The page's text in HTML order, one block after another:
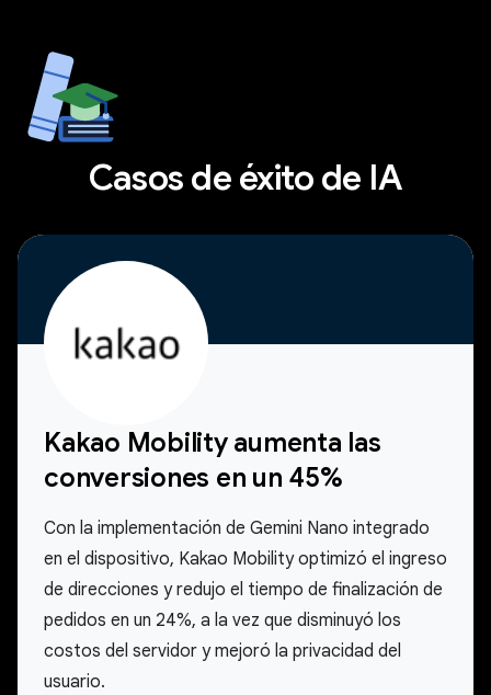
Casos de éxito de IA
Kakao Mobility aumenta las
conversiones en un 45%
Con la implementación de Gemini Nano integrado
en el dispositivo, Kakao Mobility optimizó el ingreso
de direcciones y redujo el tiempo de finalización de
pedidos en un 24%, a la vez que disminuyó los
costos del servidor y mejoró la privacidad del
usuario.